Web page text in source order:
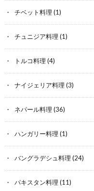
チベット料理 (1)
チュニジア料理 (1)
トルコ料理 (4)
ナイジェリア料理 (3)
ネパール料理 (36)
ハンガリー料理 (1)
バングラデシュ料理 (24)
パキスタン料理 (11)